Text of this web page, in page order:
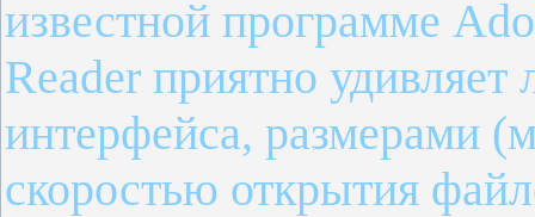
известной программе
Reader приятно
интерфейса, размерами
скоростью открытия